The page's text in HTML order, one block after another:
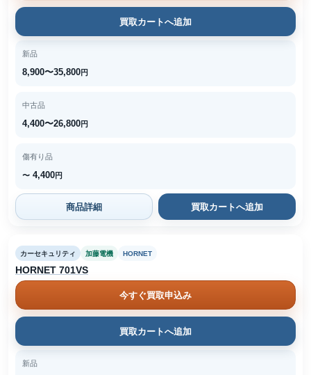
買取カートへ追加
新品
8,900〜35,800円
中古品
4,400〜26,800円
傷有り品
〜 4,400円
商品詳細 買取カートへ追加
カーセキュリティ 加藤電機 HORNET
HORNET 701VS
今すぐ買取申込み
買取カートへ追加
新品